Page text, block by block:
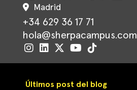
Madrid
+34 629 36 17 71
hola@sherpacampus.com
Últimos post del blog